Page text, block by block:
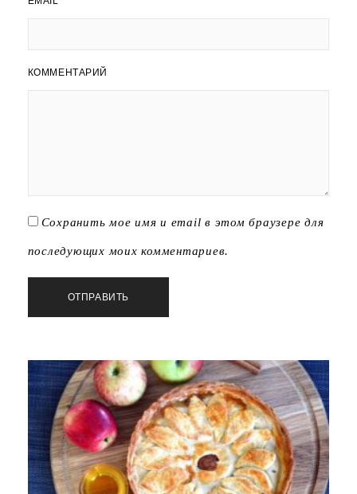
КОММЕНТАРИЙ
Сохранить мое имя и email в этом браузере для
последующих моих комментариев.